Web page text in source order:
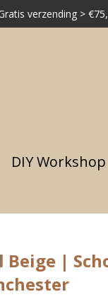
verzending >
DIY Workshop
Beige |